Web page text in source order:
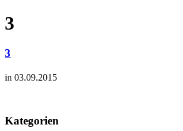
3
3
in 03.09.2015
Kategorien